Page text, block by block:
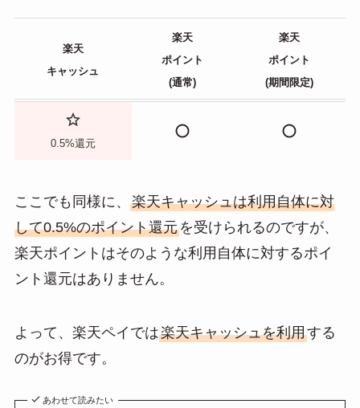
楽天
キャッシュ
楽天
ポイント
(通常)
楽天
ポイント
(期間限定)
0.5%還元
ここでも同様に、 楽天キャッシュは利用自体に対
して0.5%のポイント還元を受けられるのですが、
楽天ポイントはそのような利用自体に対するポイ
ント還元はありません。
よって、楽天ペイでは楽天キャッシュを利用する
のがお得です。
あわせて読みたい